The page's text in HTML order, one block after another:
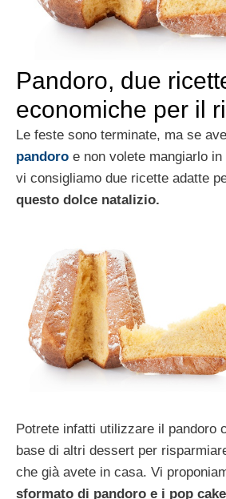
Pandoro, due
economiche per il
Le feste sono terminate, ma se
pandoro e non volete mangiarlo
vi consigliamo due ricette adatte
questo dolce natalizio.
Potrete infatti utilizzare il pandoro
base di altri dessert per
che già avete in casa. Vi
sformato di pandoro e i pop